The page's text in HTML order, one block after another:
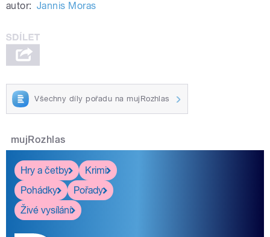
autor: Jannis Moras
Všechny díly pořadu na mujRozhlas
mujRozhlas
Hry a četby
Krimi
Pohádky
Pořady
Živé vysílání